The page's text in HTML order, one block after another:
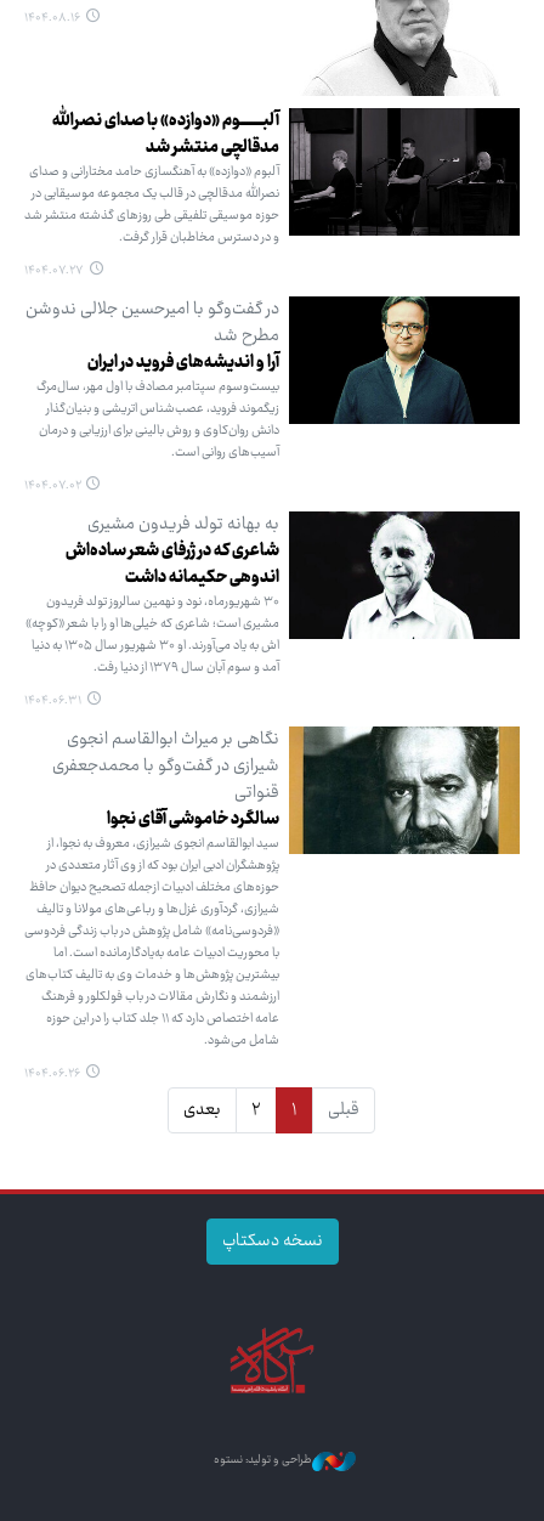
۱۴۰۴.۰۸.۱۶
آلبـــــــــوم «دوازده» با صدای نصرالله
مدقالچی منتشر شد
آلبوم «دوازده» به آهنگسازی حامد مختارانی و صدای
نصرالله مدقالچی در قالب یک مجموعه موسیقایی در
حوزه موسیقی تلفیقی طی روزهای گذشته منتشر شد
و در دسترس مخاطبان قرار گرفت.
۱۴۰۴.۰۷.۲۷
در گفت‌وگو با امیرحسین جلالی ندوشن
مطرح شد
آرا و اندیشه‌های فروید در ایران
بیست‌وسوم سپتامبر مصادف با اول مهر، سال‌مرگ
زیگموند فروید، عصب‌شناس اتریشی و بنیان‌گذار
دانش روان‌کاوی و روش بالینی برای ارزیابی و درمان
آسیب‌های روانی است.
۱۴۰۴.۰۷.۰۲
به بهانه تولد فریدون مشیری
شاعری که در ژرفای شعر ساده‌اش
اندوهی حکیمانه داشت
۳۰ شهریورماه، نود و نهمین سالروز تولد فریدون
مشیری است؛ شاعری که خیلی‌ها او را با شعر «کوچه»
اش به یاد می‌آورند. او ۳۰ شهریور سال ۱۳۰۵ به دنیا
آمد و سوم آبان سال ۱۳۷۹ از دنیا رفت.
۱۴۰۴.۰۶.۳۱
نگاهی بر میراث ابوالقاسم انجوی
شیرازی در گفت‌وگو با محمدجعفری
قنواتی
سالگرد خاموشی آقای نجوا
سید ابوالقاسم انجوی شیرازی، معروف به نجوا، از
پژوهشگران ادبی ایران بود که از وی آثار متعددی در
حوزه‌های مختلف ادبیات ازجمله تصحیح دیوان حافظ
شیرازی، گردآوری غزل‌ها و رباعی‌های مولانا و تالیف
«فردوسی‌نامه» شامل پژوهش در باب زندگی فردوسی
با محوریت ادبیات عامه به‌یادگارمانده است. اما
بیشترین پژوهش‌ها و خدمات وی به تالیف کتاب‌های
ارزشمند و نگارش مقالات در باب فولکلور و فرهنگ
عامه اختصاص دارد که ۱۱ جلد کتاب را در این حوزه
شامل می‌شود.
۱۴۰۴.۰۶.۲۶
قبلی ۱ ۲ بعدی
نسخه دسکتاپ
طراحی و تولید: نستوه